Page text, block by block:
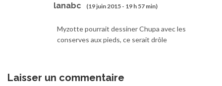
lanabc (19 juin 2015 - 19 h 57 min)
Myzotte pourrait dessiner Chupa avec les
conserves aux pieds, ce serait drôle
Laisser un commentaire